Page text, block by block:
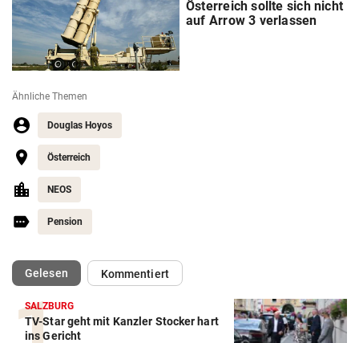
Österreich sollte sich nicht
auf Arrow 3 verlassen
Ähnliche Themen
Douglas Hoyos
Österreich
NEOS
Pension
Gelesen(ausgewählt)Kommentiert
SALZBURG
TV-Star geht mit Kanzler Stocker hart
ins Gericht